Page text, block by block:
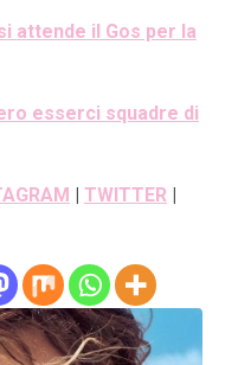
attende il Gos per la
esserci squadre di
| TWITTER |